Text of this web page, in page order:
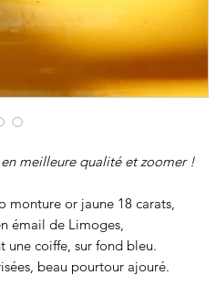
meilleure qualité et zoomer !
monture or jaune 18 carats,
émail de Limoges,
coiffe, sur fond bleu.
beau pourtour ajouré.